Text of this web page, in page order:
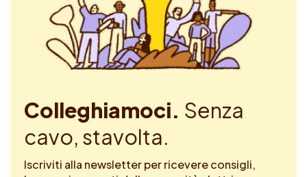
Colleghiamoci. Senza
cavo, stavolta.
Iscriviti alla newsletter per ricevere consigli,